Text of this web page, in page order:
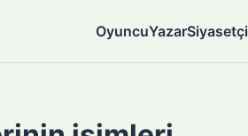
OyuncuYazarSiyasetçi